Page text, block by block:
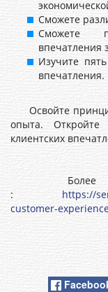
Сможете
Сможете
впечатления
Изучите
впечатления.
Освойте
опыта. Откройте
клиентских
Более
: https://
customer-